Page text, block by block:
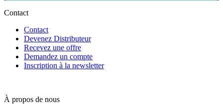
Contact
Contact
Devenez Distributeur
Recevez une offre
Demandez un compte
Inscription à la newsletter
À propos de nous